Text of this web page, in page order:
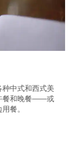
中式和西式美
餐和晚餐——或
餐。